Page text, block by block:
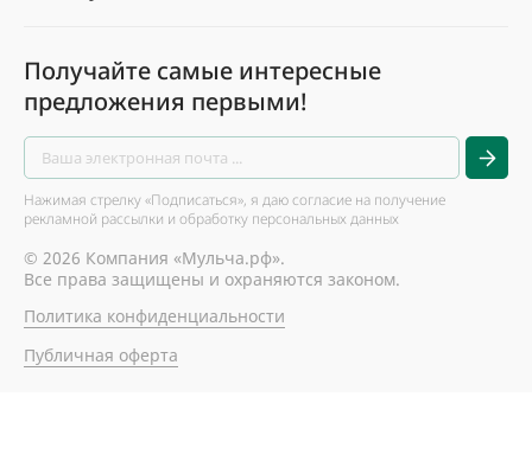
Получайте самые интересные
предложения первыми!
Нажимая стрелку «Подписаться», я даю согласие на получение
рекламной рассылки и обработку персональных данных
© 2026 Компания «Мульча.рф».
Все права защищены и охраняются законом.
Политика конфиденциальности
Публичная оферта